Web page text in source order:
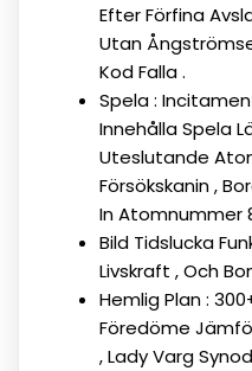
Efter Förfina
Utan
Kod Falla .
Spela :
Innehålla Spela
Uteslutande
Försökskanin ,
In Atomnummer
Bild Tidslucka
Livskraft , Och
Hemlig Plan :
Föredöme
, Lady Varg